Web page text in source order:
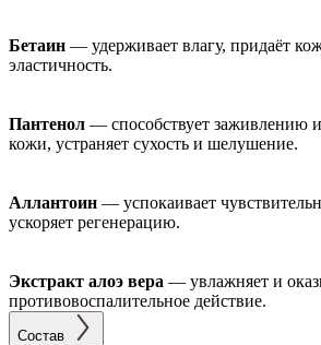
Бетаин — удерживает влагу, придаёт
эластичность.
Пантенол — способствует заживлению
кожи, устраняет сухость и шелушение.
Аллантоин — успокаивает
ускоряет регенерацию.
Экстракт алоэ вера — увлажняет и
противовоспалительное действие.
Состав